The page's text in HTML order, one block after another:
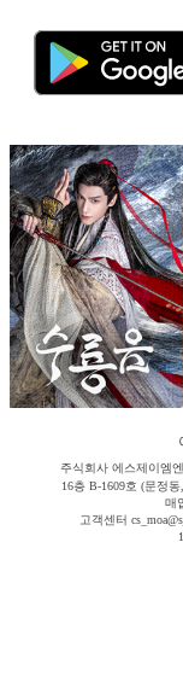
주식회사 에스제이엠
16층 B-1609호 (문정
매
고객센터